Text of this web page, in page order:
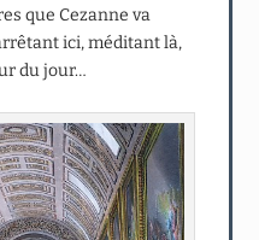
que Cezanne va
ici, méditant là,
du jour…